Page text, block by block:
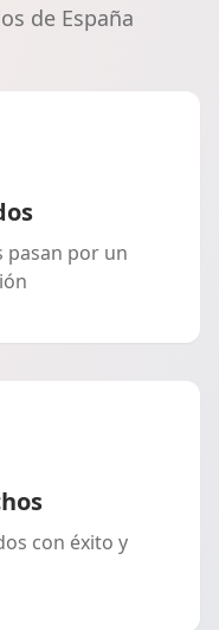
de España
pasan por un
con éxito y